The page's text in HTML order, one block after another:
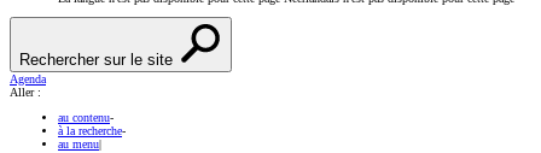
Rechercher sur le site
Agenda
Aller :
au contenu-
à la recherche-
au menu|